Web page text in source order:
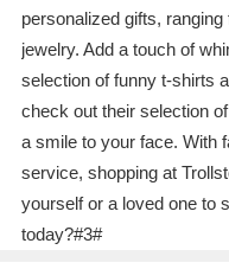
personalized gifts,
jewelry. Add a touch of
selection of funny t-shirts
check out their selection
a smile to your face. With
service, shopping at
yourself or a loved one to
today?#3#